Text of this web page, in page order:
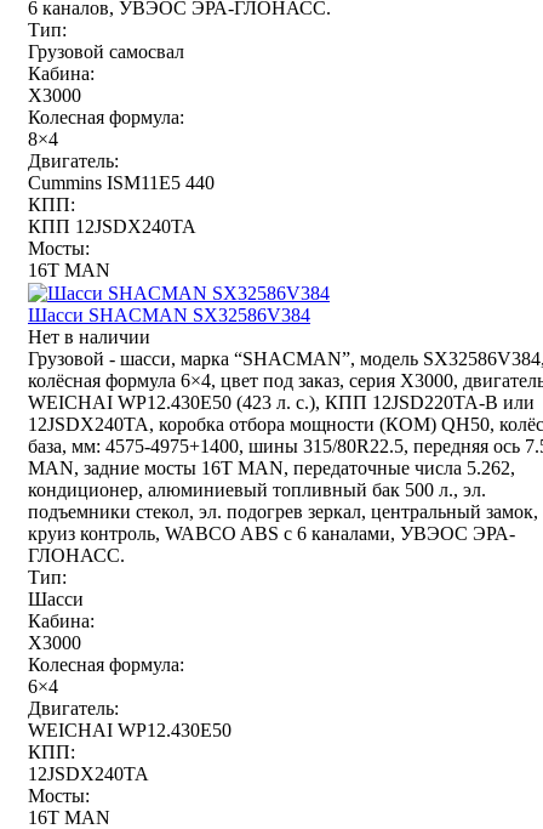
6 каналов, УВЭОС ЭРА-ГЛОНАСС.
Тип:
Грузовой самосвал
Кабина:
X3000
Колесная формула:
8×4
Двигатель:
Cummins ISM11E5 440
КПП:
КПП 12JSDX240TA
Мосты:
16T MAN
Шасси SHACMAN SX32586V384
Нет в наличии
Грузовой - шасси, марка “SHACMAN”, модель
колёсная формула 6×4, цвет под заказ, серия X3000,
WEICHAI WP12.430E50 (423 л. с.), КПП 12JSD220TA-B или
12JSDX240TA, коробка отбора мощности (КОМ) QH50,
база, мм: 4575-4975+1400, шины 315/80R22.5, передняя ось
MAN, задние мосты 16T MAN, передаточные числа 5.262,
кондиционер, алюминиевый топливный бак 500 л., эл.
подъемники стекол, эл. подогрев зеркал, центральный замок,
круиз контроль, WABCO ABS с 6 каналами, УВЭОС ЭРА-
ГЛОНАСС.
Тип:
Шасси
Кабина:
X3000
Колесная формула:
6×4
Двигатель:
WEICHAI WP12.430E50
КПП:
12JSDX240TA
Мосты:
16T MAN